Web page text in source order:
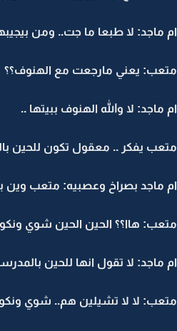
ام ماجد: لا طبعا ما جت.. ومن
متعب: يعني مارجعت مع الهنوف؟؟
ام ماجد: لا والله الهنوف ببيتها ..
متعب يفكر .. معقول تكون للحين
ام ماجد بصراخ وعصبيه: متعب وين
متعب: هاا؟؟ الحين الحين شوي
ام ماجد: لا تقول انها للحين
متعب: لا لا تشيلين هم.. شوي